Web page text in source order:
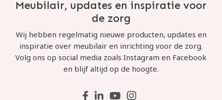
Meubilair, updates en inspiratie voor
de zorg
Wij hebben regelmatig nieuwe producten, updates en
inspiratie over meubilair en inrichting voor de zorg.
Volg ons op social media zoals Instagram en Facebook
en blijf altijd op de hoogte.